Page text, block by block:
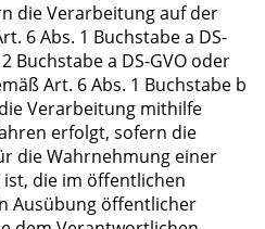
die Verarbeitung auf der
6 Abs. 1 Buchstabe a DS-
Buchstabe a DS-GVO oder
Art. 6 Abs. 1 Buchstabe b
Verarbeitung mithilfe
erfolgt, sofern die
die Wahrnehmung einer
die im öffentlichen
Ausübung öffentlicher